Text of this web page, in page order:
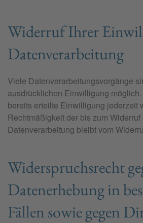
Widerruf Ihrer
Datenverarbeitung
Viele Datenverarbeitungsvorgänge
ausdrücklichen Einwilligung
bereits erteilte Einwilligung jederzeit
Rechtmäßigkeit der bis zum Widerruf
Datenverarbeitung bleibt vom
Widerspruchsrecht
Datenerhebung in
Fällen sowie gegen